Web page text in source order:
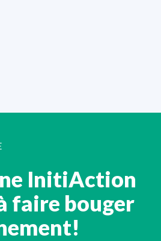
InitiAction
faire bouger